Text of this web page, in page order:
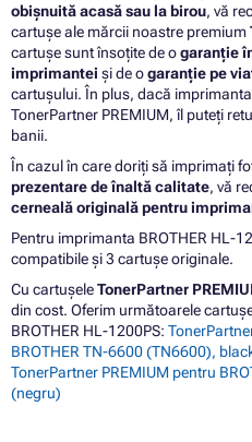
obișnuită acasă sau la birou, vă
cartușe ale mărcii noastre premium
cartușe sunt însoțite de ogaranție
imprimantei și de ogaranție pe
cartușului. În plus, dacă
TonerPartner PREMIUM, îl puteți
banii.
În cazul în care doriți să imprimați
prezentare de înaltă calitate, vă
cerneală originală pentru
Pentru imprimanta BROTHER HL-
compatibile și 3 cartușe originale.
Cu cartușeleTonerPartner
din cost. Oferim următoarele
BROTHER HL-1200PS:
BROTHER TN-6600 (TN6600),
TonerPartner PREMIUM pentru
(negru)